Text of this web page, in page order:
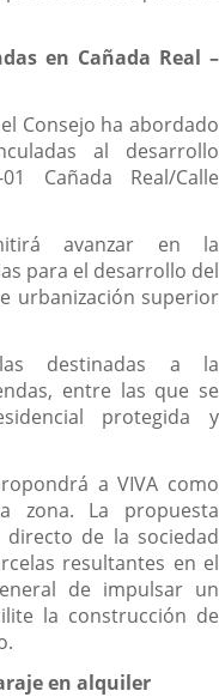
en Cañada Real –
Consejo ha abordado
al desarrollo
Cañada Real/Calle
avanzar en la
para el desarrollo del
urbanización superior
destinadas a la
entre las que se
protegida y
a VIVA como
zona. La propuesta
de la sociedad
resultantes en el
de impulsar un
la construcción de
en alquiler